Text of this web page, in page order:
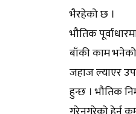
भैरहेको छ ।
भौतिक
बाँकी काम
जहाज ल्याएर
हुन्छ । भौतिक